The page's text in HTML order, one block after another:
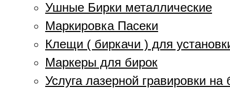
Ушные Бирки металлические
Маркировка Пасеки
Клещи ( биркачи ) для
Маркеры для бирок
Услуга лазерной гравировки на